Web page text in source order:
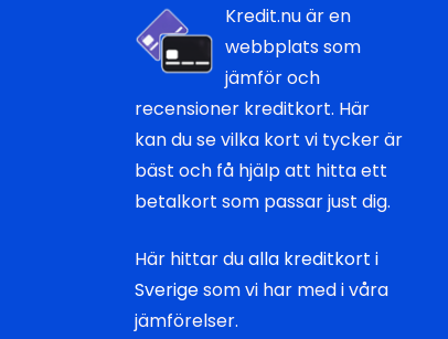
Kredit.nu är en
webbplats som
jämför och
recensioner kreditkort. Här
kan du se vilka kort vi tycker är
bäst och få hjälp att hitta ett
betalkort som passar just dig.
Här hittar dualla kreditkort i
Sverigesom vi har med i våra
jämförelser.